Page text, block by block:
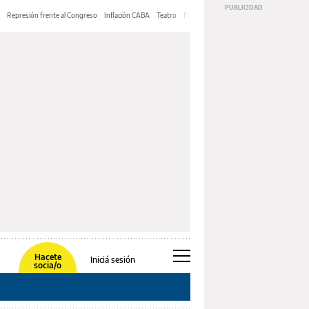
Represión frente al Congreso Inflación CABA Teatro Feria de Editores
Hacete
socia/o
Iniciá sesión